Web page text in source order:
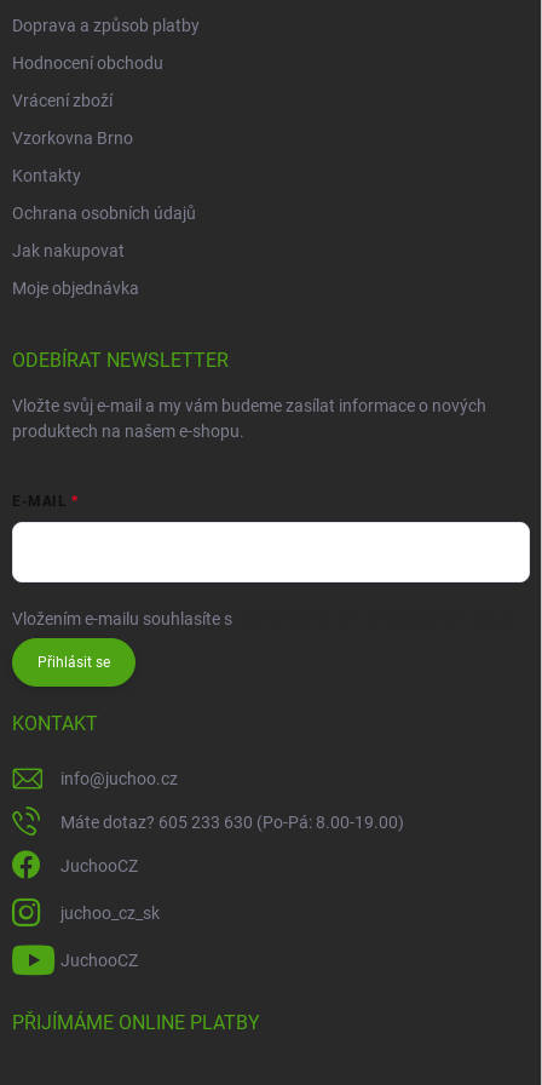
Doprava a způsob platby
Hodnocení obchodu
Vrácení zboží
Vzorkovna Brno
Kontakty
Ochrana osobních údajů
Jak nakupovat
Moje objednávka
ODEBÍRAT NEWSLETTER
Vložte svůj e-mail a my vám budeme zasílat informace o nových
produktech na našem e-shopu.
E-MAIL
Vložením e-mailu souhlasíte s
Přihlásit se
KONTAKT
info@juchoo.cz
Máte dotaz? 605 233 630 (Po-Pá: 8.00-19.00)
JuchooCZ
juchoo_cz_sk
JuchooCZ
PŘIJÍMÁME ONLINE PLATBY